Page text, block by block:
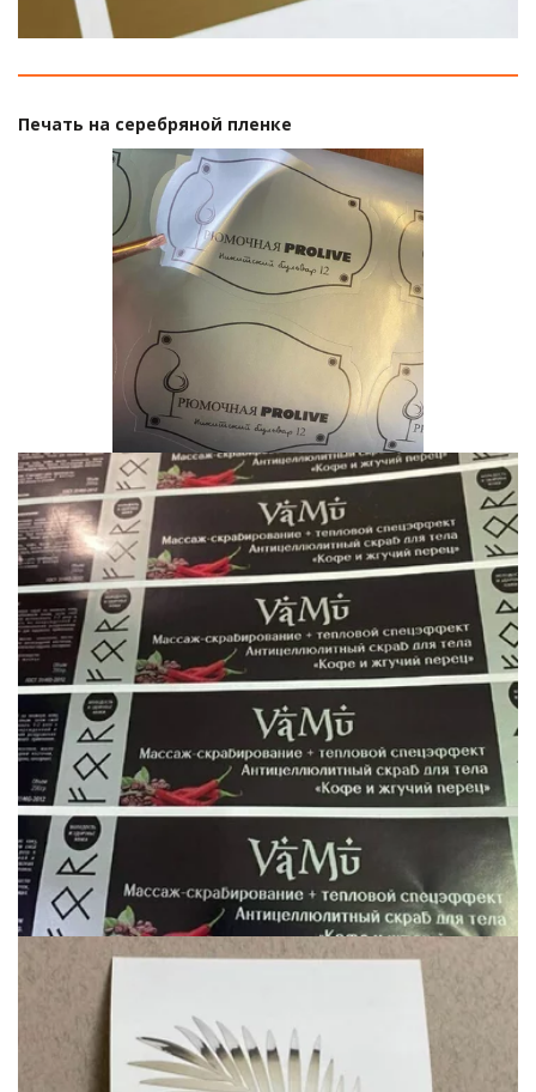
Печать на серебряной пленке